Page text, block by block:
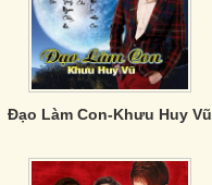
Đạo Làm Con-Khưu Huy Vũ